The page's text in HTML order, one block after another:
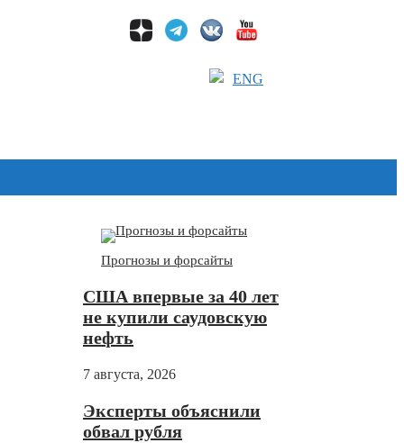
ENG
Прогнозы и форсайты
США впервые за 40 лет
не купили саудовскую
нефть
7 августа, 2026
Эксперты объяснили
обвал рубля